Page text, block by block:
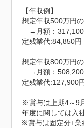
【年収例】
想定年収500万円
→月額：317,100
定残業代:84,850円
想定年収800万円
→月額：508,200
定残業代:127,900
※賞与は上期4～9
年度に関しては入
※賞与は固定分+業